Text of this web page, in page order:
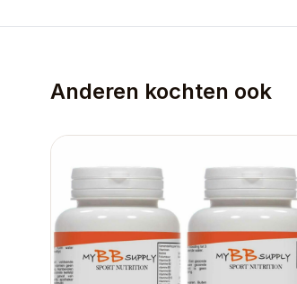
Anderen kochten ook